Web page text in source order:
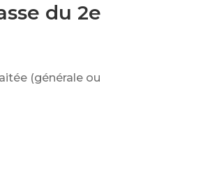
du 2e
(générale ou